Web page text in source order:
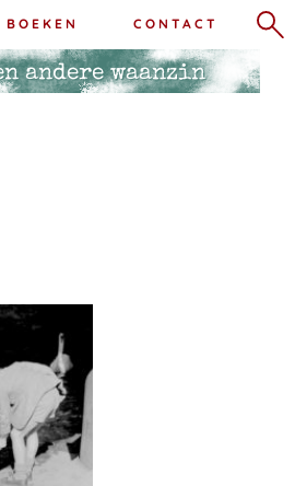
andere waanzin
CONTACT
BOEKEN